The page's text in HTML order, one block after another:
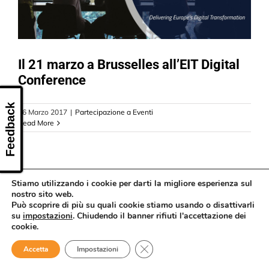
CONTATTI
Il 21 marzo a Brusselles all’EIT Digital
Conference
16 Marzo 2017 | Partecipazione a Eventi
Read More
Stiamo utilizzando i cookie per darti la migliore esperienza sul
nostro sito web.
Può scoprire di più su quali cookie stiamo usando o disattivarli
su impostazioni. Chiudendo il banner rifiuti l'accettazione dei
cookie.
Accetta Impostazioni Close GDPR Cookie Banner
Feedback